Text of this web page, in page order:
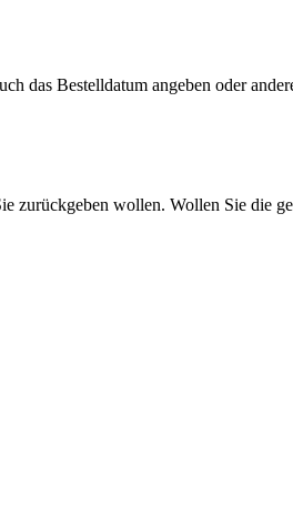
das Bestelldatum angeben oder
wollen. Wollen Sie die